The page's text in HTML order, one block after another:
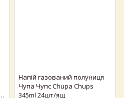
Напій газований полуниця
Чупа Чупс Chupa Chups
345ml 24шт/ящ